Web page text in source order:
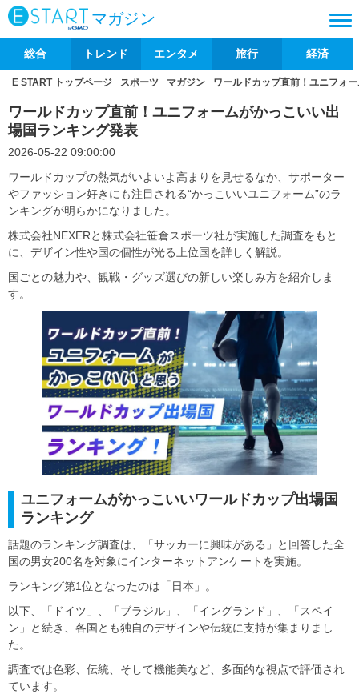
マガジン
総合 トレンド エンタメ 旅行 経済
E START トップページ スポーツ マガジン ワールドカップ直前！ユニフォ
ワールドカップ直前！ユニフォームがかっこいい出
場国ランキング発表
2026-05-22 09:00:00
ワールドカップの熱気がいよいよ高まりを見せるなか、サポーター
やファッション好きにも注目される“かっこいいユニフォーム”のラ
ンキングが明らかになりました。
株式会社NEXERと株式会社笹倉スポーツ社が実施した調査をもと
に、デザイン性や国の個性が光る上位国を詳しく解説。
国ごとの魅力や、観戦・グッズ選びの新しい楽しみ方を紹介しま
す。
ユニフォームがかっこいいワールドカップ出場国
ランキング
話題のランキング調査は、「サッカーに興味がある」と回答した全
国の男女200名を対象にインターネットアンケートを実施。
ランキング第1位となったのは「日本」。
以下、「ドイツ」、「ブラジル」、「イングランド」、「スペイ
ン」と続き、各国とも独自のデザインや伝統に支持が集まりまし
た。
調査では色彩、伝統、そして機能美など、多面的な視点で評価され
ています。